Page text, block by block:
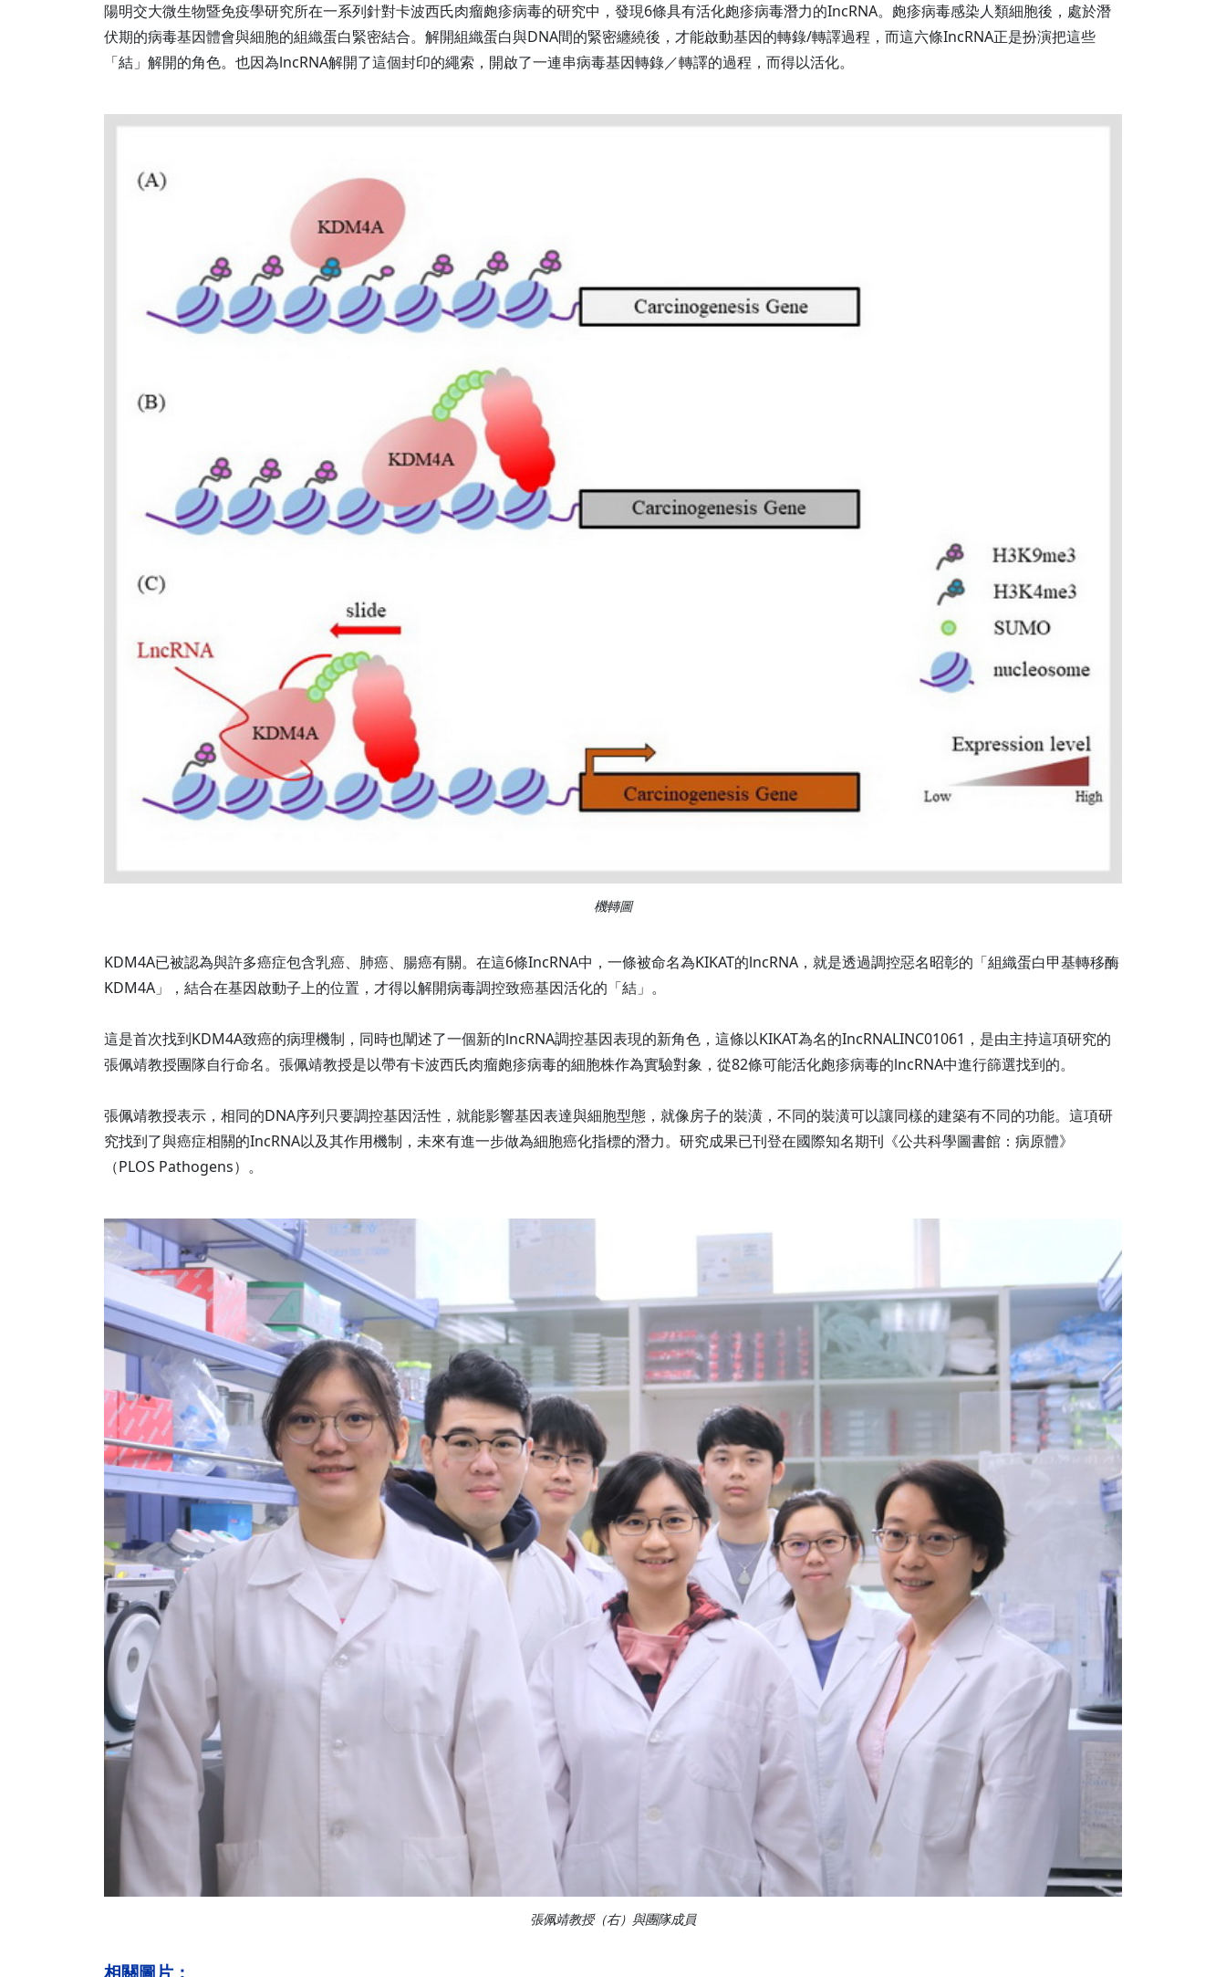
陽明交大微生物暨免疫學研究所在一系列針對卡波西氏肉瘤皰疹病毒的研究中，發現6條具有活化皰疹病毒潛力的IncRNA。皰疹病毒感染人類細胞後，處於潛
伏期的病毒基因體會與細胞的組織蛋白緊密結合。解開組織蛋白與DNA間的緊密纏繞後，才能啟動基因的轉錄/轉譯過程，而這六條IncRNA正是扮演把這些
「結」解開的角色。也因為lncRNA解開了這個封印的繩索，開啟了一連串病毒基因轉錄／轉譯的過程，而得以活化。
機轉圖
KDM4A已被認為與許多癌症包含乳癌、肺癌、腸癌有關。在這6條IncRNA中，一條被命名為KIKAT的lncRNA，就是透過調控惡名昭彰的「組織蛋白甲基轉移酶
KDM4A」，結合在基因啟動子上的位置，才得以解開病毒調控致癌基因活化的「結」。
這是首次找到KDM4A致癌的病理機制，同時也闡述了一個新的lncRNA調控基因表現的新角色，這條以KIKAT為名的IncRNALINC01061，是由主持這項研究的
張佩靖教授團隊自行命名。張佩靖教授是以帶有卡波西氏肉瘤皰疹病毒的細胞株作為實驗對象，從82條可能活化皰疹病毒的lncRNA中進行篩選找到的。
張佩靖教授表示，相同的DNA序列只要調控基因活性，就能影響基因表達與細胞型態，就像房子的裝潢，不同的裝潢可以讓同樣的建築有不同的功能。這項研
究找到了與癌症相關的IncRNA以及其作用機制，未來有進一步做為細胞癌化指標的潛力。研究成果已刊登在國際知名期刊《公共科學圖書館：病原體》
（PLOS Pathogens）。
張佩靖教授（右）與團隊成員
相關圖片：